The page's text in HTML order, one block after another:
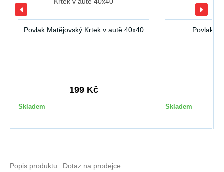
Povlak Matějovský Krtek v autě 40x40
199 Kč
Skladem
Povlak
Skladem
Popis produktu
Dotaz na prodejce